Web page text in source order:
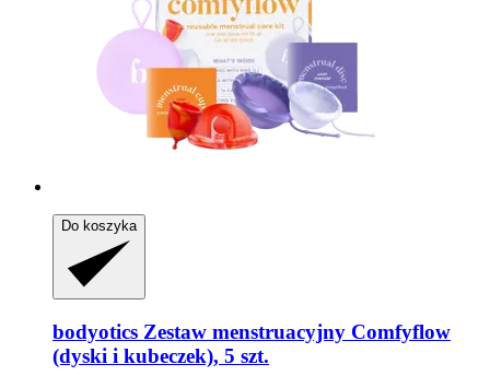
Do koszyka
bodyotics Zestaw menstruacyjny Comfyflow
(dyski i kubeczek), 5 szt.